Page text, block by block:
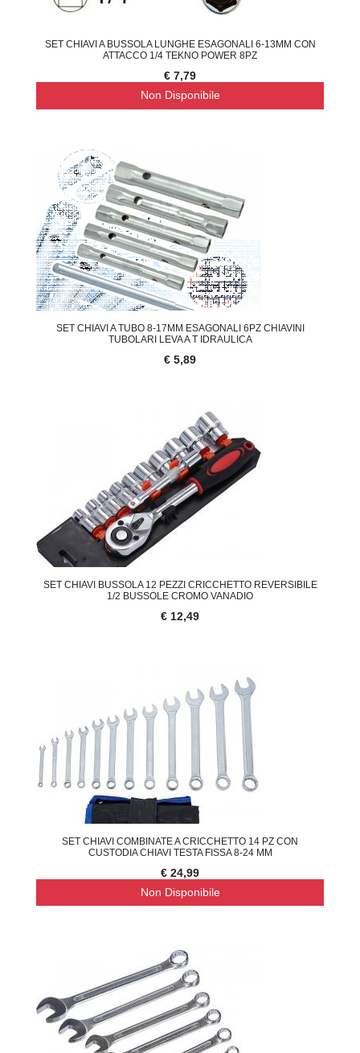
SET CHIAVI A BUSSOLA LUNGHE ESAGONALI 6-13MM CON
ATTACCO 1/4 TEKNO POWER 8PZ
€ 7,79
Non Disponibile
SET CHIAVI A TUBO 8-17MM ESAGONALI 6PZ CHIAVINI
TUBOLARI LEVA A T IDRAULICA
€ 5,89
SET CHIAVI BUSSOLA 12 PEZZI CRICCHETTO REVERSIBILE
1/2 BUSSOLE CROMO VANADIO
€ 12,49
SET CHIAVI COMBINATE A CRICCHETTO 14 PZ CON
CUSTODIA CHIAVI TESTA FISSA 8-24 MM
€ 24,99
Non Disponibile